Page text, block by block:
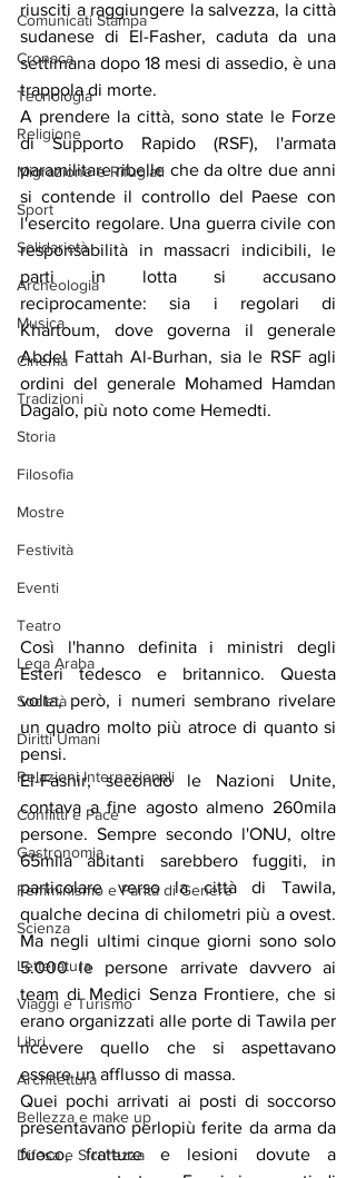
Comunicati Stampa
Cronaca
Tecnologia
Religione
Migrazione e Rifugiati
Sport
Solidarietà
Archeologia
Musica
Cinema
Tradizioni
Storia
Filosofia
Mostre
Festività
Eventi
Teatro
Lega Araba
Società
Diritti Umani
Relazioni Internazionali
Conflitti e Pace
Gastronomia
Femminismo e Parità di Genere
Scienza
Letteratura
Viaggi e Turismo
Libri
Architettura
Bellezza e make up
Difesa e Sicurezza
riusciti a raggiungere la salvezza, la città
sudanese di El-Fasher, caduta da una
settimana dopo 18 mesi di assedio, è una
trappola di morte.
A prendere la città, sono state le Forze
di Supporto Rapido (RSF), l'armata
paramilitare ribelle che da oltre due anni
si contende il controllo del Paese con
l'esercito regolare. Una guerra civile con
responsabilità in massacri indicibili, le
parti in lotta si accusano
reciprocamente: sia i regolari di
Khartoum, dove governa il generale
Abdel Fattah Al-Burhan, sia le RSF agli
ordini del generale Mohamed Hamdan
Dagalo, più noto come Hemedti.
Così l'hanno definita i ministri degli
Esteri tedesco e britannico. Questa
volta, però, i numeri sembrano rivelare
un quadro molto più atroce di quanto si
pensi.
El-Fashir, secondo le Nazioni Unite,
contava a fine agosto almeno 260mila
persone. Sempre secondo l'ONU, oltre
65mila abitanti sarebbero fuggiti, in
particolare verso la città di Tawila,
qualche decina di chilometri più a ovest.
Ma negli ultimi cinque giorni sono solo
5.000 le persone arrivate davvero ai
team di Medici Senza Frontiere, che si
erano organizzati alle porte di Tawila per
ricevere quello che si aspettavano
essere un afflusso di massa.
Quei pochi arrivati ai posti di soccorso
presentavano perlopiù ferite da arma da
fuoco, fratture e lesioni dovute a